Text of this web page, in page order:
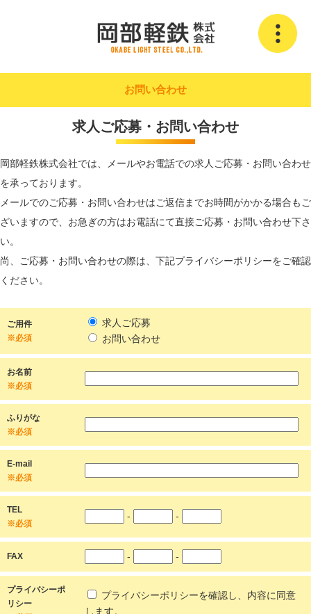
お問い合わせ
求人ご応募・お問い合わせ
岡部軽鉄株式会社では、メールやお電話での求人ご応募・お問い合わせ
を承っております。
メールでのご応募・お問い合わせはご返信までお時間がかかる場合もご
ざいますので、お急ぎの方はお電話にて直接ご応募・お問い合わせ下さ
い。
尚、ご応募・お問い合わせの際は、下記プライバシーポリシーをご確認
ください。
ご用件
※必須
求人ご応募
お問い合わせ
お名前
※必須
ふりがな
※必須
E-mail
※必須
TEL
※必須
- -
FAX - -
プライバシーポ
リシー
プライバシーポリシーを確認し、内容に同意
します。